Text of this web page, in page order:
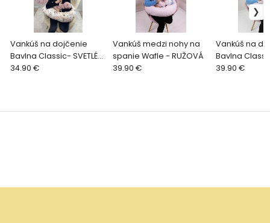
Vankúš na dojčenie
Bavlna Classic- SVETLÉ
PIVONKY
34.90 €
Vankúš medzi nohy na
spanie Wafle - RUŽOVÁ
39.90 €
Vankúš na
Bavlna
S BALÓNIKOM
39.90 €